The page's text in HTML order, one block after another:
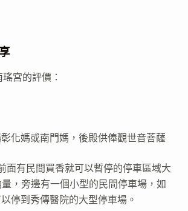
宮的評價：
化媽或南門媽，後殿供俸觀世音菩薩
面有民間買香就可以暫停的停車區域大
，旁邊有一個小型的民間停車場，如
停到秀傳醫院的大型停車場。